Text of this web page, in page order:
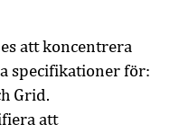
att koncentrera
specifikationer för:
Grid.
att